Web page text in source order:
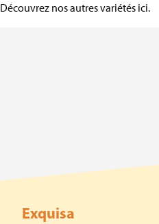
Découvrez nos autres variétés ici.
Exquisa